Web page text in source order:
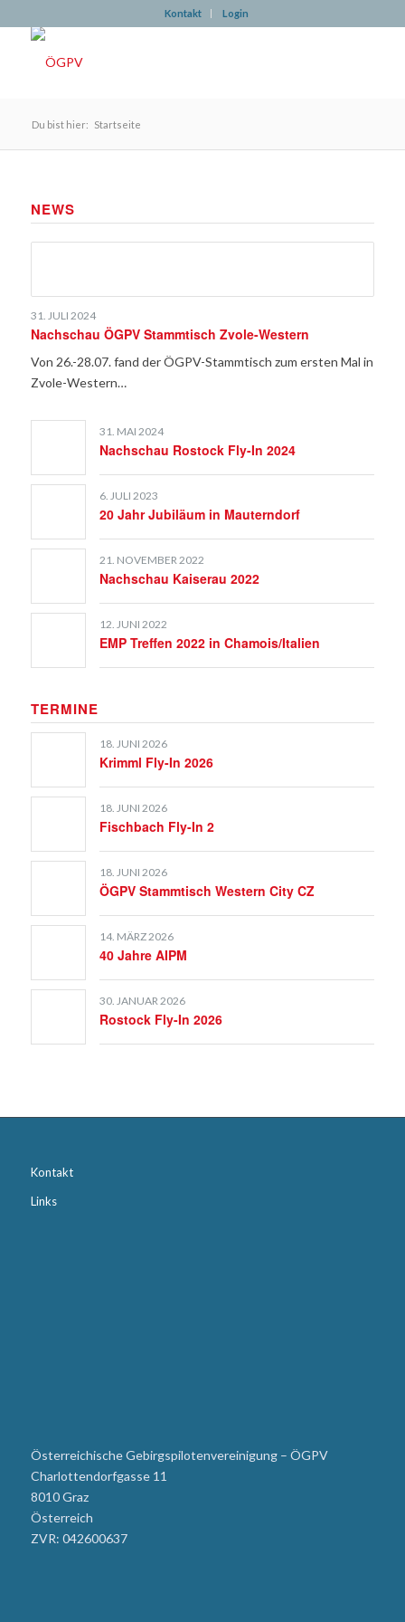
Kontakt Login
Du bist hier: Startseite
NEWS
31. JULI 2024
Nachschau ÖGPV Stammtisch Zvole-Western
Von 26.-28.07. fand der ÖGPV-Stammtisch zum ersten Mal in
Zvole-Western…
31. MAI 2024
Nachschau Rostock Fly-In 2024
6. JULI 2023
20 Jahr Jubiläum in Mauterndorf
21. NOVEMBER 2022
Nachschau Kaiserau 2022
12. JUNI 2022
EMP Treffen 2022 in Chamois/Italien
TERMINE
18. JUNI 2026
Krimml Fly-In 2026
18. JUNI 2026
Fischbach Fly-In 2
18. JUNI 2026
ÖGPV Stammtisch Western City CZ
14. MÄRZ 2026
40 Jahre AIPM
30. JANUAR 2026
Rostock Fly-In 2026
Kontakt
Links
Österreichische Gebirgspilotenvereinigung – ÖGPV
Charlottendorfgasse 11
8010 Graz
Österreich
ZVR: 042600637